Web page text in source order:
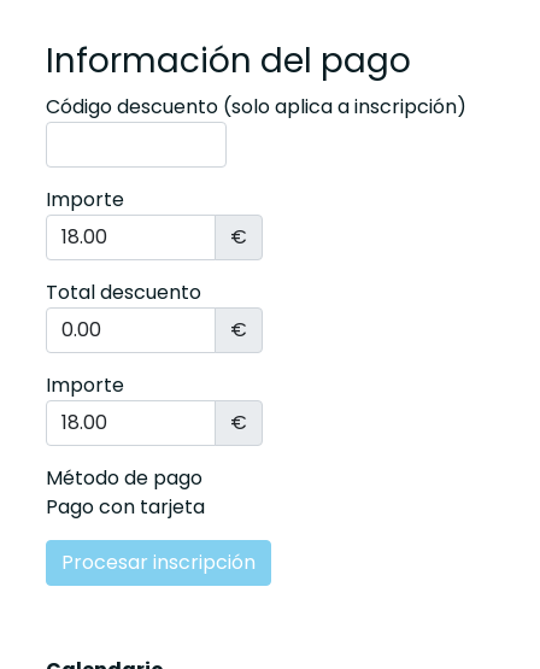
Información del pago
Código descuento (solo aplica a inscripción)
Importe
€
Total descuento
€
Importe
€
Método de pago
Pago con tarjeta